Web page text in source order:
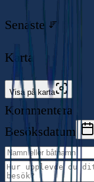
Senaste
Karta
Visa på karta
Kommentera
Besöksdatum